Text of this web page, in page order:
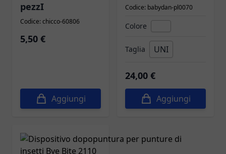
pezzI
Codice: chicco-60806
5,50 €
Aggiungi
Codice: babydan-pl0070
Colore
Taglia UNI
24,00 €
Aggiungi